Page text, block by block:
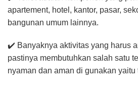
apartement, hotel, kantor, pasar,
bangunan umum lainnya.
✔️ Banyaknya aktivitas yang harus
pastinya membutuhkan salah satu
nyaman dan aman di gunakan yaitu